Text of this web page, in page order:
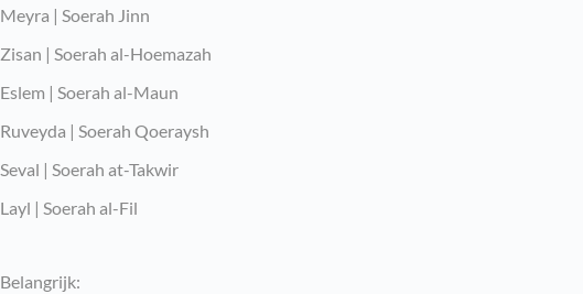
Meyra | Soerah Jinn
Zisan | Soerah al-Hoemazah
Eslem | Soerah al-Maun
Ruveyda | Soerah Qoeraysh
Seval | Soerah at-Takwir
Layl | Soerah al-Fil
Belangrijk: